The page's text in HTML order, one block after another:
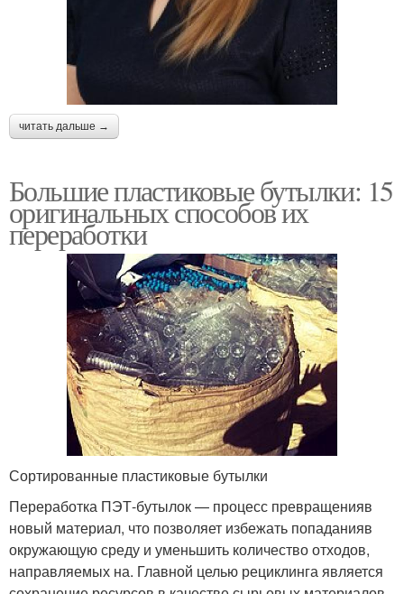
читать дальше →
Большие пластиковые бутылки: 15
оригинальных способов их
переработки
Сортированные пластиковые бутылки
Переработка ПЭТ-бутылок — процесс превращенияв
новый материал, что позволяет избежать попаданияв
окружающую среду и уменьшить количество отходов,
направляемых на. Главной целью рециклинга является